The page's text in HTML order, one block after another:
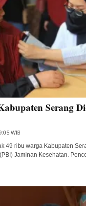
Serang
WIB
49 ribu warga Kabupaten
Jaminan Kesehatan.